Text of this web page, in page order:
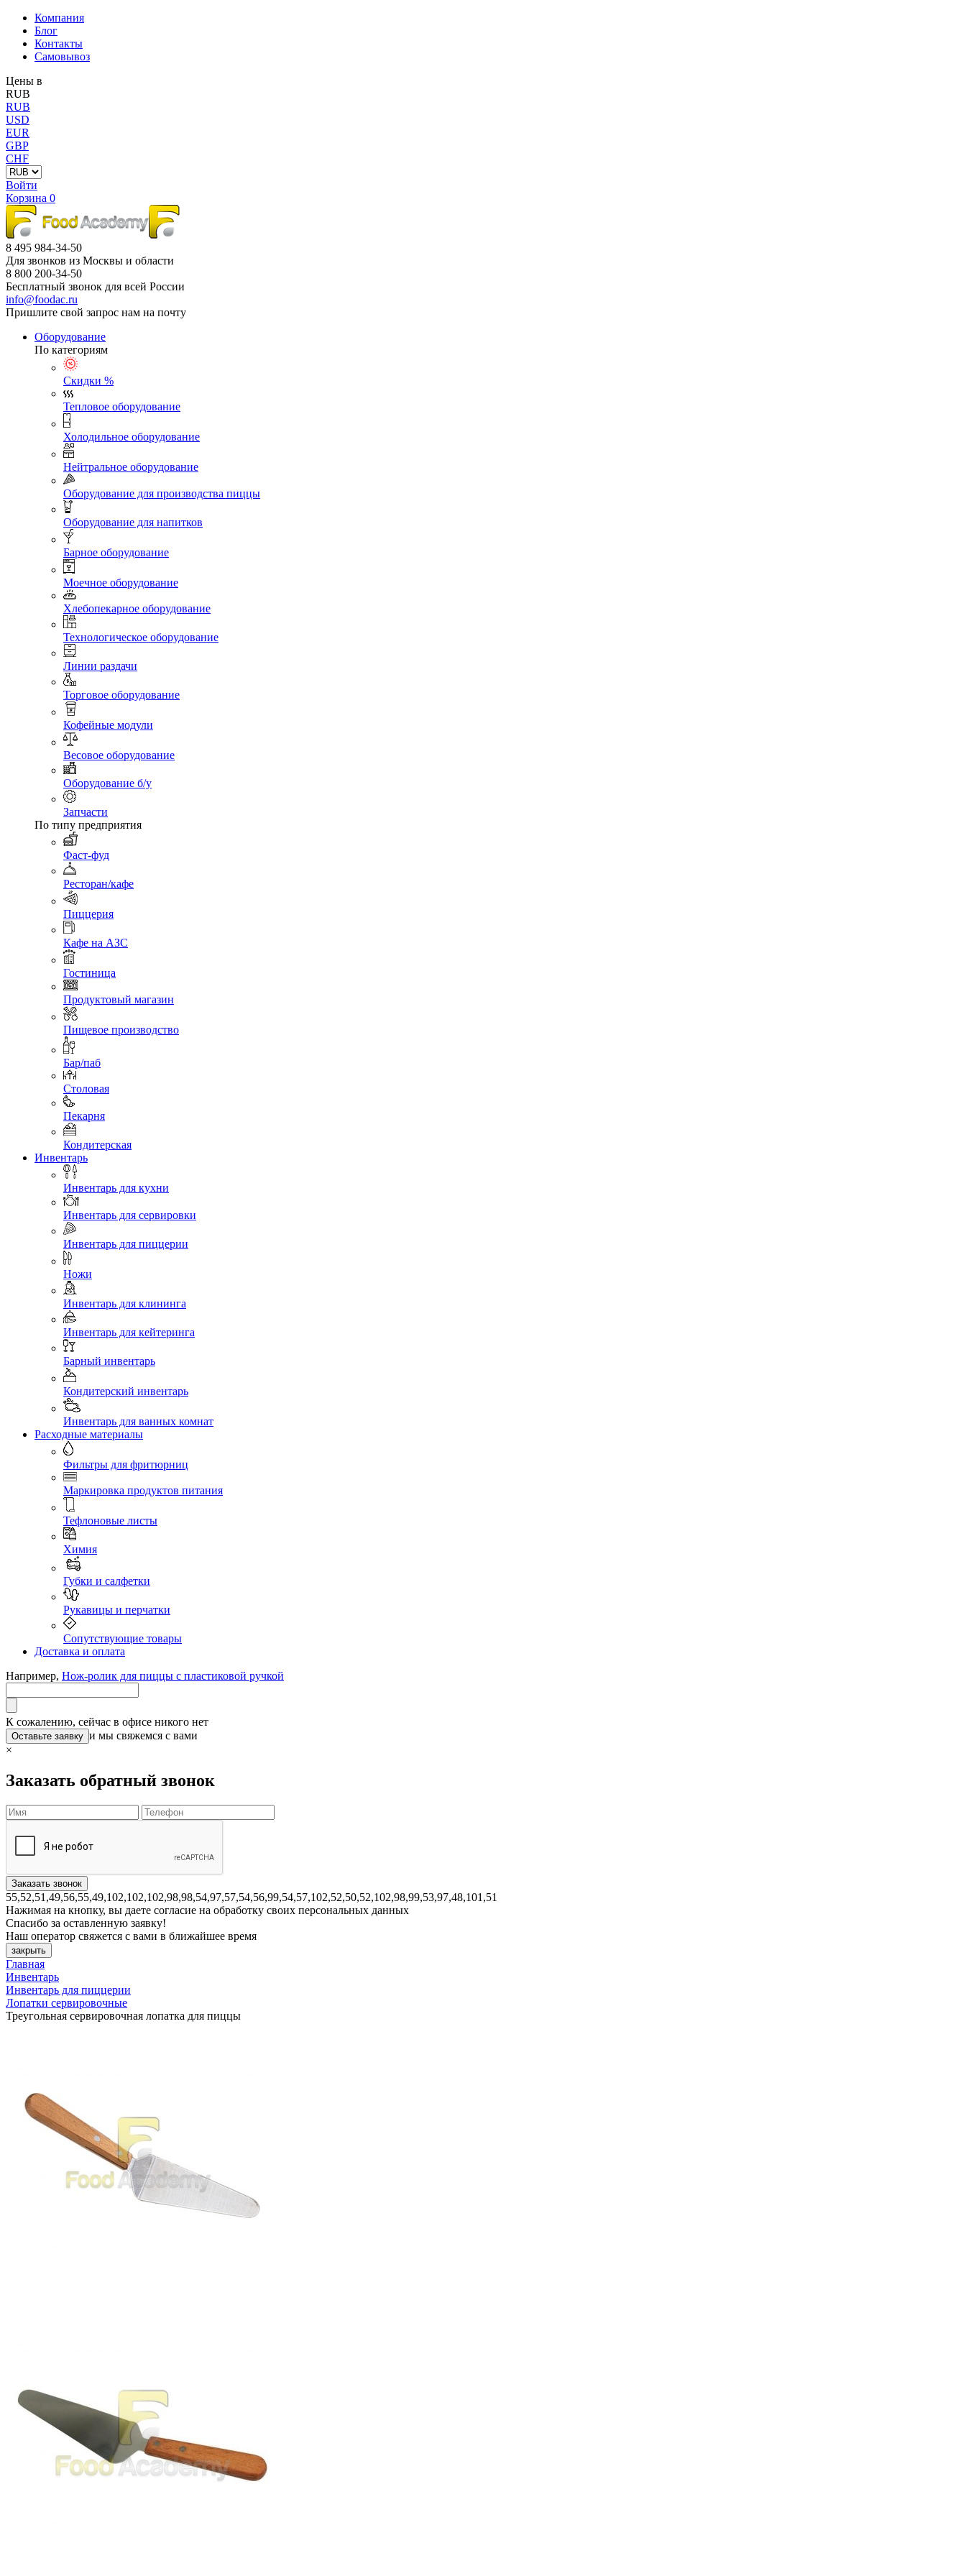
Компания
Блог
Контакты
Самовывоз
Цены в
RUB
RUB
USD
EUR
GBP
CHF
Войти
Корзина 0
8 495 984-34-50
Для звонков из Москвы и области
8 800 200-34-50
Бесплатный звонок для всей России
info@foodac.ru
Пришлите свой запрос нам на почту
Оборудование
По категориям
Скидки %
Тепловое оборудование
Холодильное оборудование
Нейтральное оборудование
Оборудование для производства пиццы
Оборудование для напитков
Барное оборудование
Моечное оборудование
Хлебопекарное оборудование
Технологическое оборудование
Линии раздачи
Торговое оборудование
Кофейные модули
Весовое оборудование
Оборудование б/у
Запчасти
По типу предприятия
Фаст-фуд
Ресторан/кафе
Пиццерия
Кафе на АЗС
Гостиница
Продуктовый магазин
Пищевое производство
Бар/паб
Столовая
Пекарня
Кондитерская
Инвентарь
Инвентарь для кухни
Инвентарь для сервировки
Инвентарь для пиццерии
Ножи
Инвентарь для клининга
Инвентарь для кейтеринга
Барный инвентарь
Кондитерский инвентарь
Инвентарь для ванных комнат
Расходные материалы
Фильтры для фритюрниц
Маркировка продуктов питания
Тефлоновые листы
Химия
Губки и салфетки
Рукавицы и перчатки
Сопутствующие товары
Доставка и оплата
Например, Нож-ролик для пиццы с пластиковой ручкой
К сожалению, сейчас в офисе никого нет
Оставьте заявку и мы свяжемся с вами
×
Заказать обратный звонок
55,52,51,49,56,55,49,102,102,102,98,98,54,97,57,54,56,99,54,57,102,52,50,52,102,98,99,53,97,48,101,51
Нажимая на кнопку, вы даете согласие на обработку своих персональных данных
Спасибо за оставленную заявку!
Наш оператор свяжется с вами в ближайшее время
закрыть
Главная
Инвентарь
Инвентарь для пиццерии
Лопатки сервировочные
Треугольная сервировочная лопатка для пиццы